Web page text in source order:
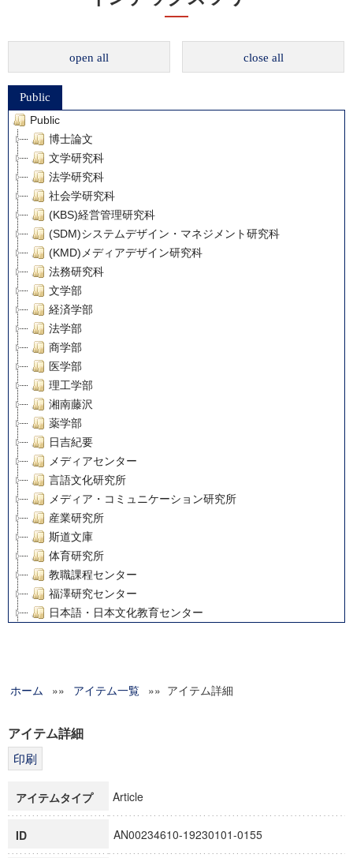
open all close all
Public
Public
博士論文
文学研究科
法学研究科
社会学研究科
(KBS)経営管理研究科
(SDM)システムデザイン・マネジメント研究科
(KMD)メディアデザイン研究科
法務研究科
文学部
経済学部
法学部
商学部
医学部
理工学部
湘南藤沢
薬学部
日吉紀要
メディアセンター
言語文化研究所
メディア・コミュニケーション研究所
産業研究所
斯道文庫
体育研究所
教職課程センター
福澤研究センター
日本語・日本文化教育センター
グローバルリサーチインスティテュート
科学研究費補助金研究成果報告書
博士課程教育リーディングプログラム「超成熟社会発展のサ
ホーム »» アイテム一覧 »» アイテム詳細
アイテム詳細
アイテムタイプ Article
ID AN00234610-19230101-0155